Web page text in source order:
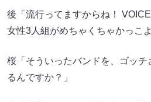
後「流行ってますからね！
女性3人組がめちゃくちゃかっこ
桜「そういったバンドを、ゴッ
るんですか？」